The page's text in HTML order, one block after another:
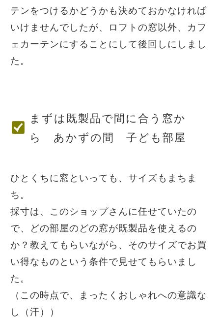
テンをつけるかどうかも決めておかなければ
いけませんでしたが、ロフトの窓以外、カフ
ェカーテンにすることにして後回しにしまし
た。
まずは既製品で間に合う窓か
ら あかずの間 子ども部屋
ひとくちに窓といっても、サイズもまちま
ち。
採寸は、このショップさんに任せていたの
で、どの部屋のどの窓が既製品を使えるの
か？教えてもらいながら、そのサイズでお買
い得なものという条件で見せてもらいまし
た。
（この時点で、まったくおしゃれへの意識な
し（汗））